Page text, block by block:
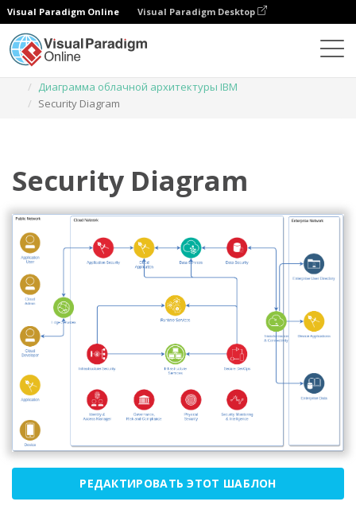
Visual Paradigm Online Visual Paradigm Desktop
Диаграмма облачной архитектуры IBM
Security Diagram
Security Diagram
РЕДАКТИРОВАТЬ ЭТОТ ШАБЛОН